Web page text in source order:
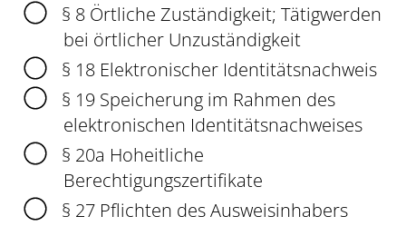
§ 8 Örtliche Zuständigkeit; Tätigwerden
bei örtlicher Unzuständigkeit
§ 18 Elektronischer Identitätsnachweis
§ 19 Speicherung im Rahmen des
elektronischen Identitätsnachweises
§ 20a Hoheitliche
Berechtigungszertifikate
§ 27 Pflichten des Ausweisinhabers